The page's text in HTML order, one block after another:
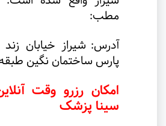
مطب:
آدرس: شیراز خیابان
پارس ساختمان نگین
امکان رزرو وقت
سینا پزشک